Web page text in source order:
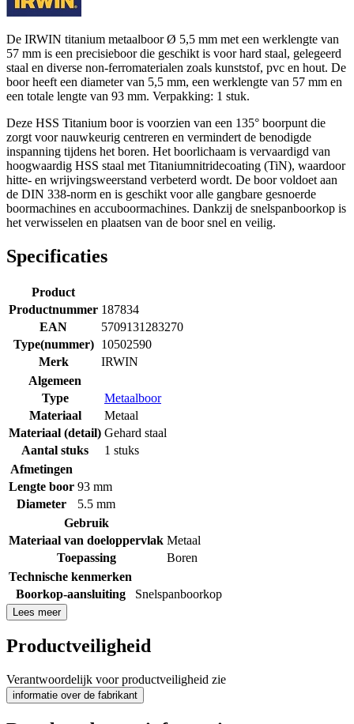
De IRWIN titanium metaalboor Ø 5,5 mm met een werklengte van
57 mm is een precisieboor die geschikt is voor hard staal, gelegeerd
staal en diverse non-ferromaterialen zoals kunststof, pvc en hout. De
boor heeft een diameter van 5,5 mm, een werklengte van 57 mm en
een totale lengte van 93 mm. Verpakking: 1 stuk.
Deze HSS Titanium boor is voorzien van een 135° boorpunt die
zorgt voor nauwkeurig centreren en vermindert de benodigde
inspanning tijdens het boren. Het boorlichaam is vervaardigd van
hoogwaardig HSS staal met Titaniumnitridecoating (TiN), waardoor
hitte- en wrijvingsweerstand verbeterd wordt. De boor voldoet aan
de DIN 338-norm en is geschikt voor alle gangbare gesnoerde
boormachines en accuboormachines. Dankzij de snelspanboorkop is
het verwisselen en plaatsen van de boor snel en veilig.
Specificaties
Product
Productnummer 187834
EAN
5709131283270
Type(nummer)
10502590
Merk
IRWIN
Algemeen
Type
Metaalboor
Materiaal
Metaal
Materiaal (detail) Gehard staal
Aantal stuks
1 stuks
Afmetingen
Lengte boor 93 mm
Diameter
5.5 mm
Gebruik
Materiaal van doeloppervlak Metaal
Toepassing
Boren
Technische kenmerken
Boorkop-aansluiting
Snelspanboorkop
Lees meer
Productveiligheid
Verantwoordelijk voor productveiligheid zie
informatie over de fabrikant